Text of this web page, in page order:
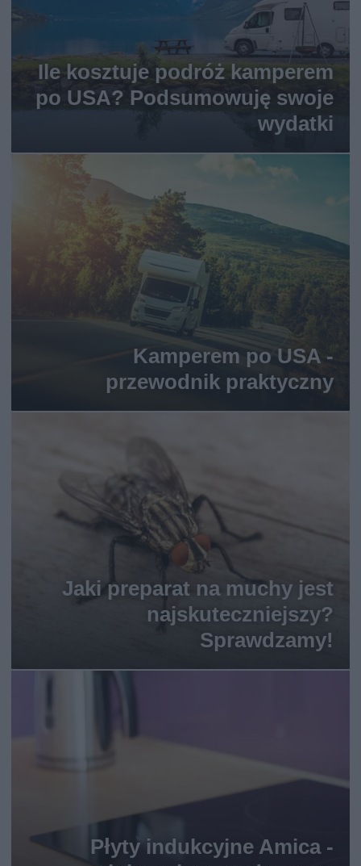
Ile kosztuje podróż kamperem
po USA? Podsumowuję swoje
wydatki
Kamperem po USA -
przewodnik praktyczny
Jaki preparat na muchy jest
najskuteczniejszy?
Sprawdzamy!
Płyty indukcyjne Amica -